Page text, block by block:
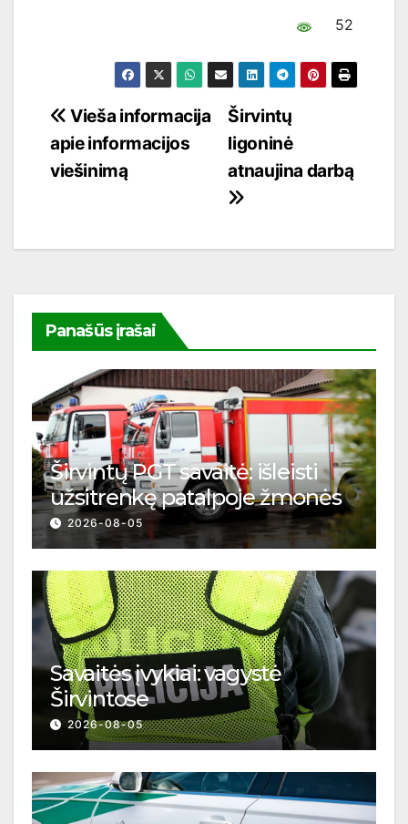
52
Navigacija
tarp
įrašų
Širvintų
ligoninė
atnaujina darbą
Vieša informacija
apie informacijos
viešinimą
Panašūs įrašai
Širvintų PGT savaitė: išleisti
užsitrenkę patalpoje žmonės
2026-08-05
Savaitės įvykiai: vagystė
Širvintose
2026-08-05